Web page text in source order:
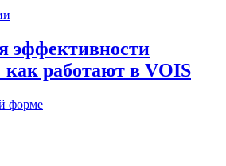
эффективности
как работают в VOIS
форме